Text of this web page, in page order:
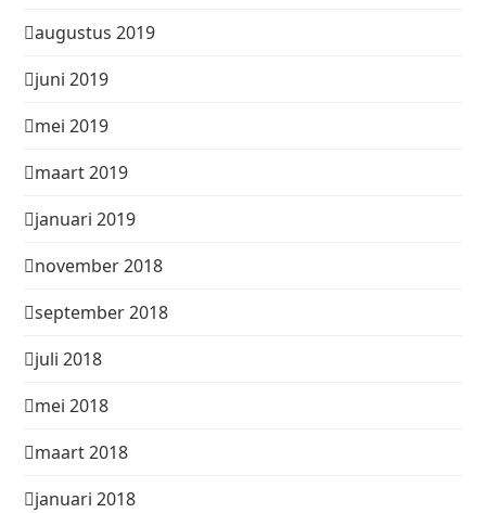
augustus 2019
juni 2019
mei 2019
maart 2019
januari 2019
november 2018
september 2018
juli 2018
mei 2018
maart 2018
januari 2018